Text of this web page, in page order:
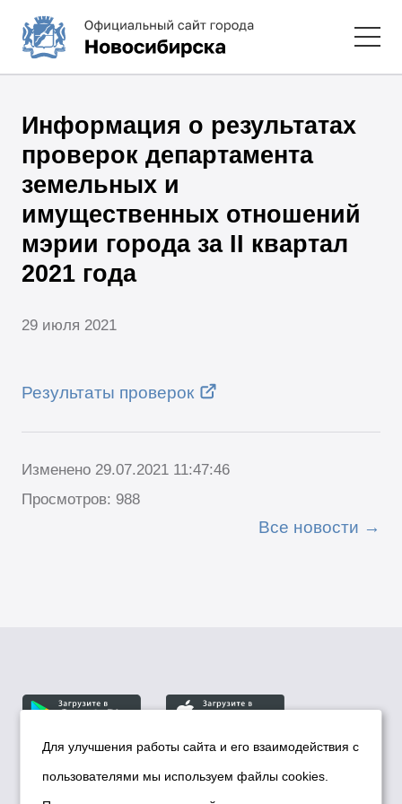
Информация о результатах
проверок департамента
земельных и
имущественных отношений
мэрии города за II квартал
2021 года
29 июля 2021
Результаты проверок
Изменено 29.07.2021 11:47:46
Просмотров: 988
Все новости
© Департамент информационной политики мэрии
города Новосибирска, 2026
Для улучшения работы сайта и его взаимодействия с
пользователями мы используем файлы cookies.